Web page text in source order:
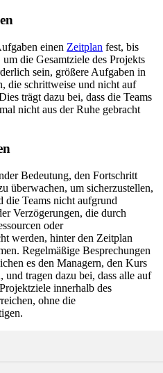
einen Zeitplan fest, bis
die Gesamtziele des Projekts
sein, größere Aufgaben in
die schrittweise und nicht auf
trägt dazu bei, dass die Teams
nicht aus der Ruhe gebracht
Bedeutung, den Fortschritt
überwachen, um sicherzustellen,
die Teams nicht aufgrund
Verzögerungen, die durch
oder
werden, hinter den Zeitplan
Regelmäßige Besprechungen
es den Managern, den Kurs
tragen dazu bei, dass alle auf
innerhalb des
ohne die